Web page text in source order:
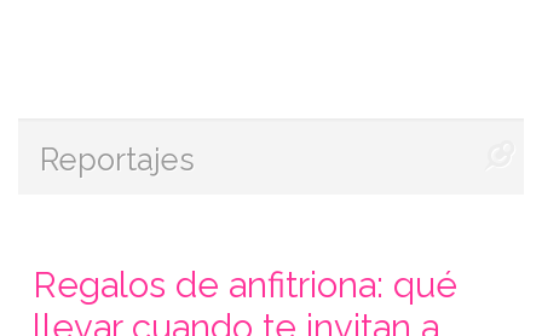
Reportajes
Regalos de anfitriona: qué
llevar cuando te invitan a